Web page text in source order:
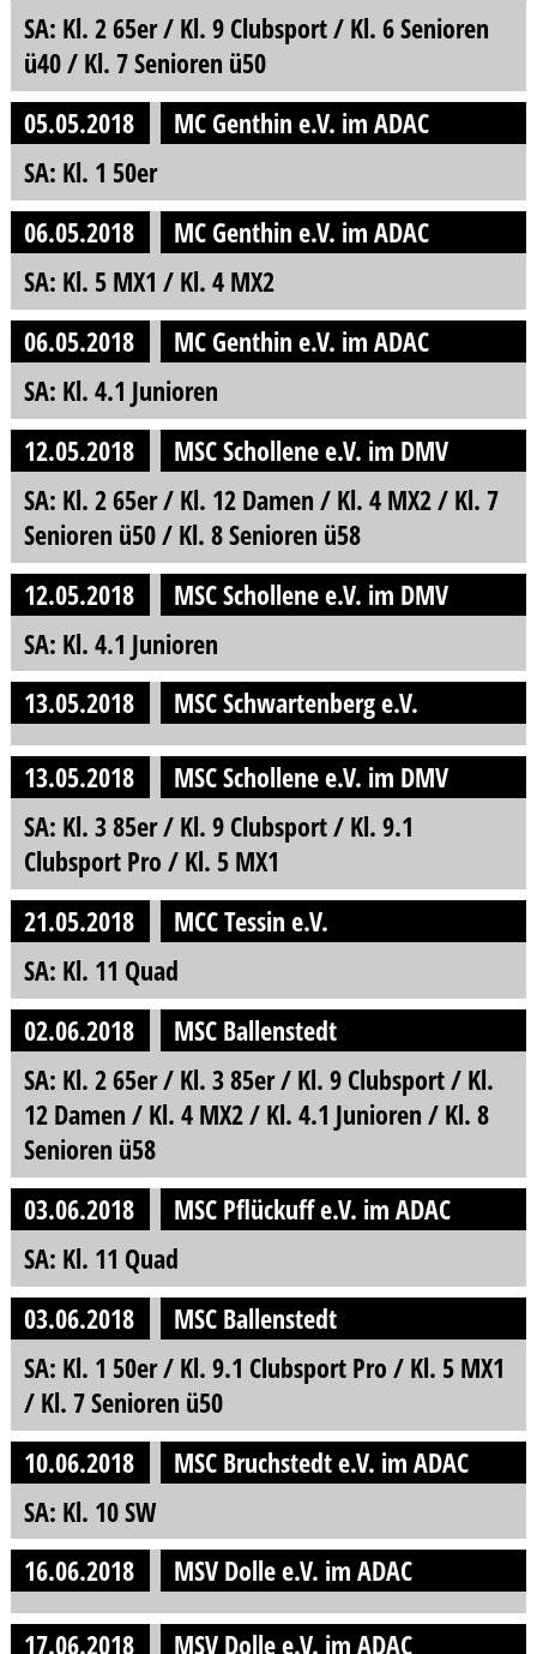
SA: Kl. 2 65er / Kl. 9 Clubsport / Kl. 6 Senioren
ü40 / Kl. 7 Senioren ü50
05.05.2018
MC Genthin e.V. im ADAC
SA: Kl. 1 50er
06.05.2018
MC Genthin e.V. im ADAC
SA: Kl. 5 MX1 / Kl. 4 MX2
06.05.2018
MC Genthin e.V. im ADAC
SA: Kl. 4.1 Junioren
12.05.2018
MSC Schollene e.V. im DMV
SA: Kl. 2 65er / Kl. 12 Damen / Kl. 4 MX2 / Kl. 7
Senioren ü50 / Kl. 8 Senioren ü58
12.05.2018
MSC Schollene e.V. im DMV
SA: Kl. 4.1 Junioren
13.05.2018
MSC Schwartenberg e.V.
13.05.2018
MSC Schollene e.V. im DMV
SA: Kl. 3 85er / Kl. 9 Clubsport / Kl. 9.1
Clubsport Pro / Kl. 5 MX1
21.05.2018
MCC Tessin e.V.
SA: Kl. 11 Quad
02.06.2018
MSC Ballenstedt
SA: Kl. 2 65er / Kl. 3 85er / Kl. 9 Clubsport / Kl.
12 Damen / Kl. 4 MX2 / Kl. 4.1 Junioren / Kl. 8
Senioren ü58
03.06.2018
MSC Pflückuff e.V. im ADAC
SA: Kl. 11 Quad
03.06.2018
MSC Ballenstedt
SA: Kl. 1 50er / Kl. 9.1 Clubsport Pro / Kl. 5 MX1
/ Kl. 7 Senioren ü50
10.06.2018
MSC Bruchstedt e.V. im ADAC
SA: Kl. 10 SW
16.06.2018
MSV Dolle e.V. im ADAC
17.06.2018
MSV Dolle e.V. im ADAC